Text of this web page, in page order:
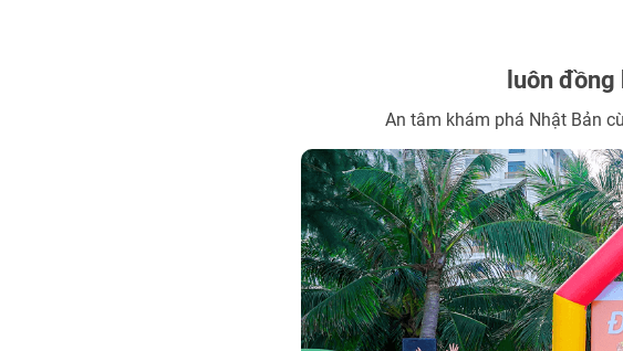
luôn
An tâm khám phá Nhật Bản